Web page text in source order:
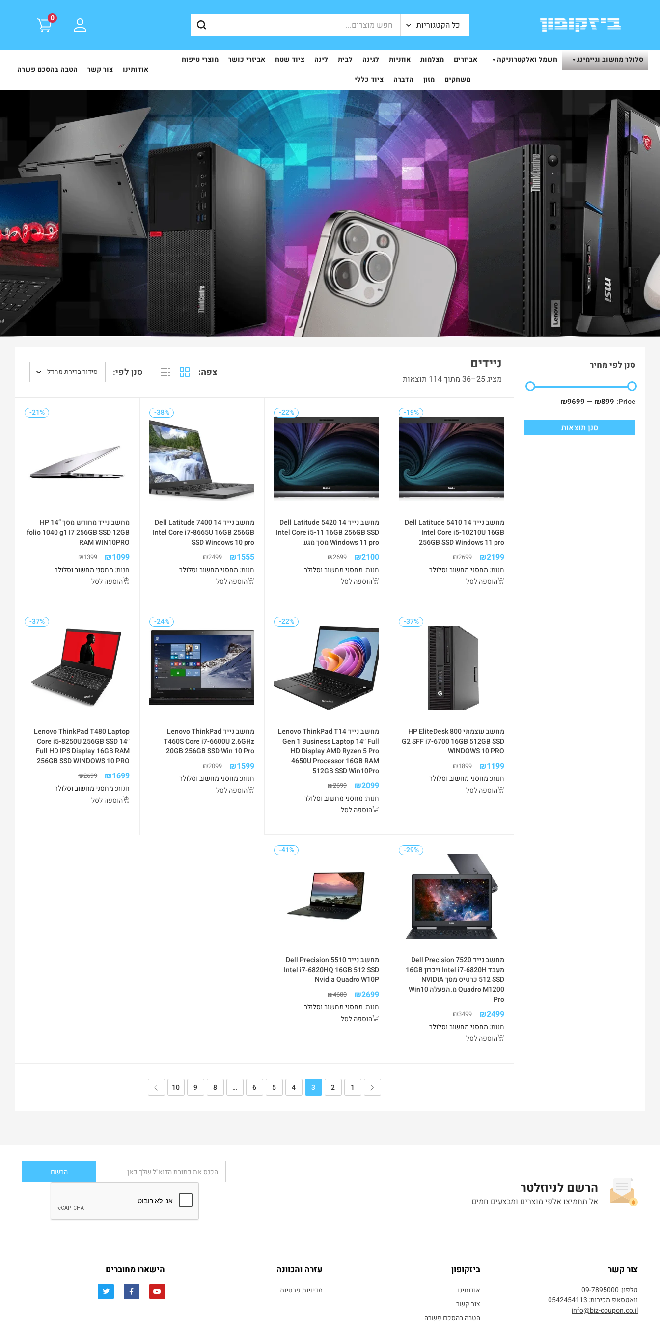
כל הקטגוריות
0
סלולר מחשוב וגיימינג חשמל ואלקטרוניקה אביזרים מצלמות אוזניות לגינה לבית לינה ציוד שטח אביזרי כושר
מוצרי טיפוח
משחקים
מזון הדברה ציוד כללי
אודותינו צור קשר הטבה בהסכם פשרה
סנן לפי מחיר
Price:
₪899
—
₪9699
סנן תוצאות
ניידים
מציג 25–36 מתוך 114 תוצאות
סנן לפי: סידור ברירת מחדל צפה:
-19%
מחשב נייד Dell Latitude 5410 14
Intel Core i5-10210U 16GB
256GB SSD Windows 11 pro
₪2199
₪2699
חנות: מחסני מחשוב וסלולר
הוספה לסל
-22%
מחשב נייד Dell Latitude 5420 14
Intel Core i5-11 16GB 256GB SSD
Windows 11 pro מסך מגע
₪2100
₪2699
חנות: מחסני מחשוב וסלולר
הוספה לסל
-38%
מחשב נייד Dell Latitude 7400 14
Intel Core i7-8665U 16GB 256GB
SSD Windows 10 pro
₪1555
₪2499
חנות: מחסני מחשוב וסלולר
הוספה לסל
-21%
מחשב נייד מחודש מסך “14 HP
folio 1040 g1 I7 256GB SSD 12GB
RAM WIN10PRO
₪1099
₪1399
חנות: מחסני מחשוב וסלולר
הוספה לסל
-37%
מחשב עוצמתי HP EliteDesk 800
G2 SFF i7-6700 16GB 512GB SSD
WINDOWS 10 PRO
₪1199
₪1899
חנות: מחסני מחשוב וסלולר
הוספה לסל
-22%
מחשב נייד Lenovo ThinkPad T14
Gen 1 Business Laptop 14″ Full
HD Display AMD Ryzen 5 Pro
4650U Processor 16GB RAM
512GB SSD Win10Pro
₪2099
₪2699
חנות: מחסני מחשוב וסלולר
הוספה לסל
-24%
מחשב נייד Lenovo ThinkPad
T460S Core i7-6600U 2.6GHz
20GB 256GB SSD Win 10 Pro
₪1599
₪2099
חנות: מחסני מחשוב וסלולר
הוספה לסל
-37%
Lenovo ThinkPad T480 Laptop
Core i5-8250U 256GB SSD 14″
Full HD IPS Display 16GB RAM
256GB SSD WINDOWS 10 PRO
₪1699
₪2699
חנות: מחסני מחשוב וסלולר
הוספה לסל
-29%
מחשב נייד Dell Precision 7520
מעבד Intel i7-6820H זיכרון 16GB
512 SSD כרטיס מסך NVIDIA
Quadro M1200 מ.הפעלה Win10
Pro
₪2499
₪3499
חנות: מחסני מחשוב וסלולר
הוספה לסל
-41%
מחשב נייד Dell Precision 5510
Intel i7-6820HQ 16GB 512 SSD
Nvidia Quadro W10P
₪2699
₪4600
חנות: מחסני מחשוב וסלולר
הוספה לסל
1
2
3
4
5
6
…
8
9
10
הרשם לניוזלטר
אל תחמיצו אלפי מוצרים ומבצעים חמים
צור קשר
טלפון: 09-7895000
וואטסאפ מכירות: 0542454113
info@biz-coupon.co.il
ביזקופון
אודותינו
צור קשר
הטבה בהסכם פשרה
עזרה והכוונה
מדיניות פרטיות
הישארו מחוברים